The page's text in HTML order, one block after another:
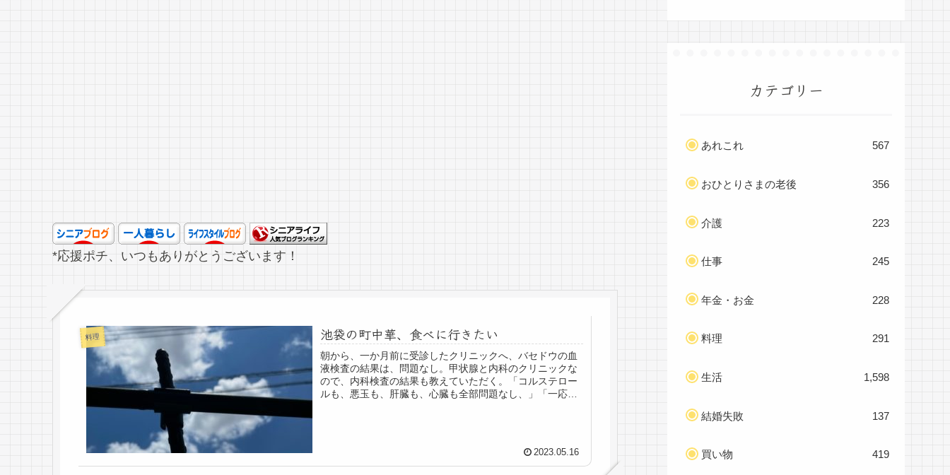
*応援ポチ、いつもありがとうございます！
料理 池袋の町中華、食べに行きたい
朝から、一か月前に受診したクリニックへ、バセドウの血
液検査の結果は、問題なし。甲状腺と内科のクリニックな
ので、内科検査の結果も教えていただく。「コルステロー
ルも、悪玉も、肝臓も、心臓も全部問題なし、」「一応、
2023.05.16
カテゴリー
あれこれ 567
おひとりさまの老後 356
介護 223
仕事 245
年金・お金 228
料理 291
生活 1,598
結婚失敗 137
買い物 419